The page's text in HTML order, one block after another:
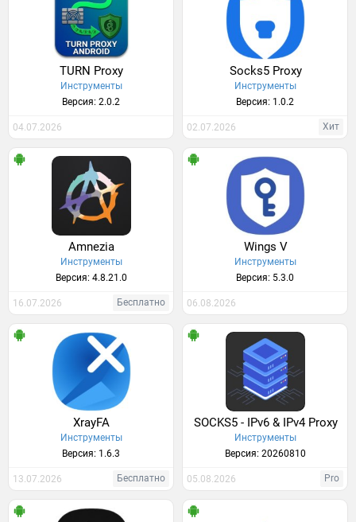
TURN Proxy
Инструменты
Версия: 2.0.2
04.07.2026
Socks5 Proxy
Инструменты
Версия: 1.0.2
02.07.2026 Хит
Amnezia
Инструменты
Версия: 4.8.21.0
16.07.2026 Бесплатно
Wings V
Инструменты
Версия: 5.3.0
06.08.2026
XrayFA
Инструменты
Версия: 1.6.3
13.07.2026 Бесплатно
SOCKS5 - IPv6 & IPv4 Proxy
Инструменты
Версия: 20260810
05.08.2026 Pro